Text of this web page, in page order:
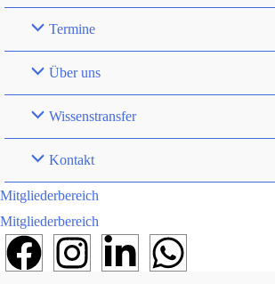
Termine
Über uns
Wissenstransfer
Kontakt
Mitgliederbereich
Mitgliederbereich